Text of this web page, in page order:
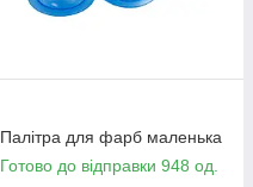
Палітра для фарб маленька
Готово до відправки 948 од.